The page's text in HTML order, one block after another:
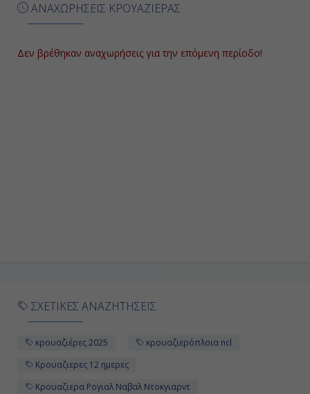
Διανυκτέρευση
ΑΝΑΧΩΡΗΣΕΙΣ ΚΡΟΥΑΖΙΕΡΑΣ
Δεν βρέθηκαν αναχωρήσεις για την επόμενη περίοδο!
ΣΧΕΤΙΚΕΣ ΑΝΑΖΗΤΗΣΕΙΣ
κρουαζιέρες 2025
κρουαζιερόπλοια ncl
Κρουαζιερες 12 ημερες
Κρουαζιερα Ρογιαλ Ναβαλ Ντοκγιαρντ